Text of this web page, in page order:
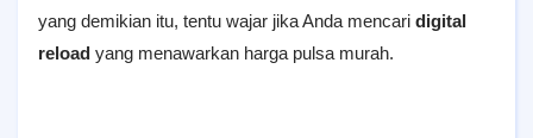
yang demikian itu, tentu wajar jika Anda mencari digital
reload yang menawarkan harga pulsa murah.